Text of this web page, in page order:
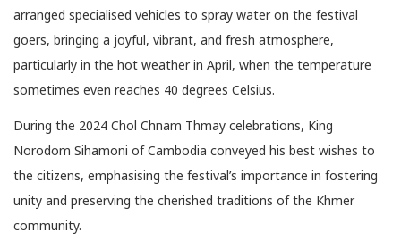
arranged specialised vehicles to spray water on the festival
goers, bringing a joyful, vibrant, and fresh atmosphere,
particularly in the hot weather in April, when the temperature
sometimes even reaches 40 degrees Celsius.
During the 2024 Chol Chnam Thmay celebrations, King
Norodom Sihamoni of Cambodia conveyed his best wishes to
the citizens, emphasising the festival’s importance in fostering
unity and preserving the cherished traditions of the Khmer
community.